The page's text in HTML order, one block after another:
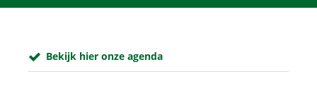
Bekijk hier onze agenda